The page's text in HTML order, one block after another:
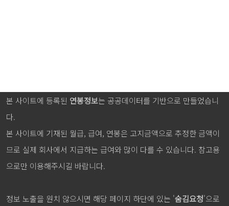
본 사이트에 등록된 연봉정보는 공공데이터를 기반으로 만들었습니
다.
본 사이트에 기재된 월급, 급여, 연봉은 고지금액으로 추정한 금액이
므로 실제 회사에서 지급하는 급여와 많이 다를 수 있습니다. 참고용
으로만 이용해주시길 바랍니다.
정보 노출을 원치 않으시면 해당 페이지 하단에 있는 '숨김요청'으로